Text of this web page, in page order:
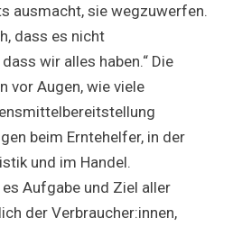
ausmacht, sie wegzuwerfen.
dass es nicht
wir alles haben.“ Die
vor Augen, wie viele
beim Erntehelfer, in der
und im Handel.
Aufgabe und Ziel aller
der Verbraucher:innen,